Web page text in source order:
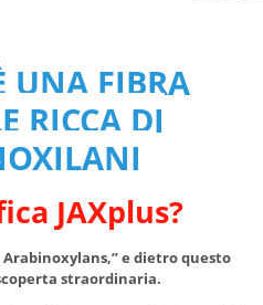
UNA FIBRA
RICCA DI
JAXplus?
Arabinoxylans,” e dietro questo
straordinaria.